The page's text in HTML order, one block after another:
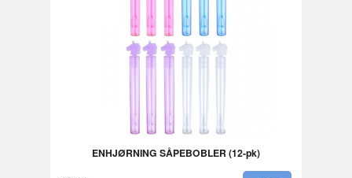
ENHJØRNING SÅPEBOBLER (12-pk)